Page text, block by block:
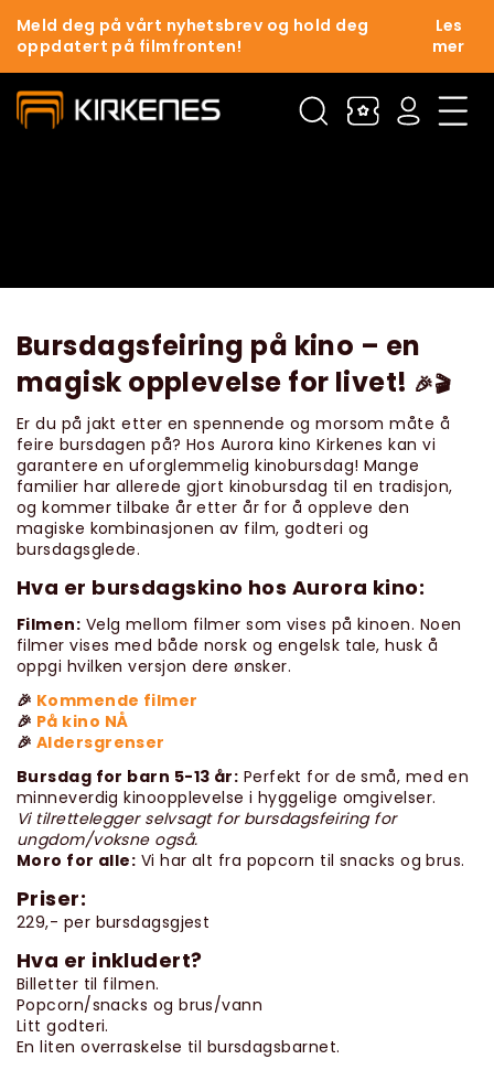
Meld deg på vårt nyhetsbrev og hold deg
oppdatert på filmfronten!
Les
mer
Bursdagsfeiring på kino – en
magisk opplevelse for livet! 🎉🎬
Er du på jakt etter en spennende og morsom måte å
feire bursdagen på? Hos Aurora kino Kirkenes kan vi
garantere en uforglemmelig kinobursdag! Mange
familier har allerede gjort kinobursdag til en tradisjon,
og kommer tilbake år etter år for å oppleve den
magiske kombinasjonen av film, godteri og
bursdagsglede.
Hva er bursdagskino hos Aurora kino:
Filmen: Velg mellom filmer som vises på kinoen. Noen
filmer vises med både norsk og engelsk tale, husk å
oppgi hvilken versjon dere ønsker.
🎉 Kommende filmer
🎉 På kino NÅ
🎉 Aldersgrenser
Bursdag for barn 5-13 år: Perfekt for de små, med en
minneverdig kinoopplevelse i hyggelige omgivelser.
Vi tilrettelegger selvsagt for bursdagsfeiring for
ungdom/voksne også.
Moro for alle: Vi har alt fra popcorn til snacks og brus.
Priser:
229,- per bursdagsgjest
Hva er inkludert?
Billetter til filmen.
Popcorn/snacks og brus/vann
Litt godteri.
En liten overraskelse til bursdagsbarnet.